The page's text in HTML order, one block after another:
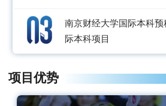
南京财经大学国际本科
际本科项目
项目优势